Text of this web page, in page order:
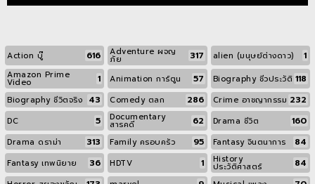
Action บู๊ 616 Adventure ผจญ
ภัย 317 alien (มนุษย์ต่างดาว) 1
Amazon Prime
Video 1 Animation การ์ตูน 57 Biography ชีวประวัติ 118
Biography ชีวิตจริง 43 Comedy ตลก 286 Crime อาชญากรรม 232
DC 5 Documentary
สารคดี 62 Drama ชีวิต 160
Drama ดราม่า 313 Family ครอบครัว 95 Fantasy จินตนาการ 84
Fantasy เทพนิยาย 36 HDTV 1 History
ประวัติศาสตร์ 84